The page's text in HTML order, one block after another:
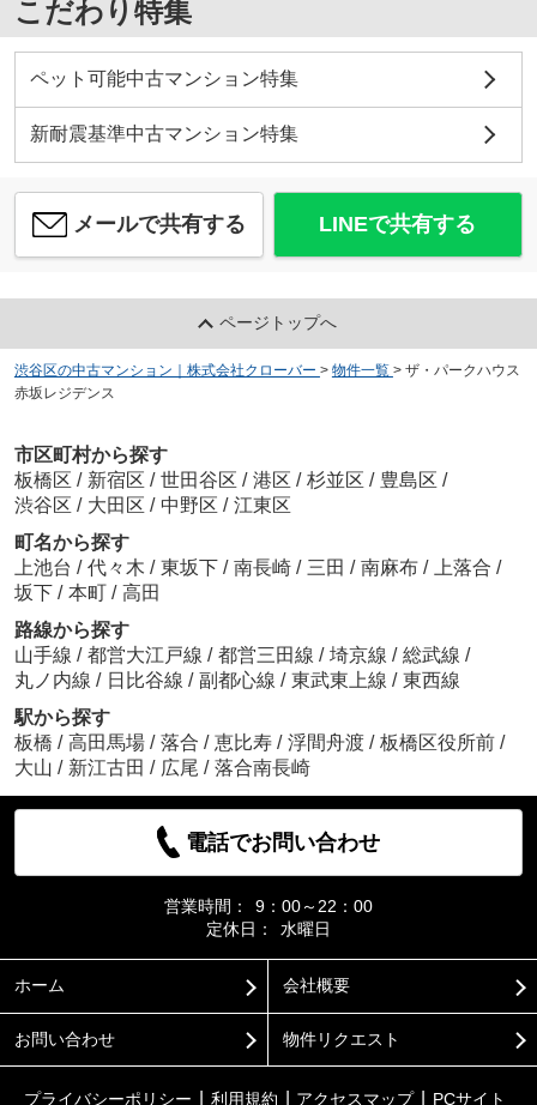
こだわり特集
ペット可能中古マンション特集
新耐震基準中古マンション特集
メールで共有する LINEで共有する
ページトップへ
渋谷区の中古マンション｜株式会社クローバー > 物件一覧 > ザ・パークハウス
赤坂レジデンス
市区町村から探す
板橋区 / 新宿区 / 世田谷区 / 港区 / 杉並区 / 豊島区 /
渋谷区 / 大田区 / 中野区 / 江東区
町名から探す
上池台 / 代々木 / 東坂下 / 南長崎 / 三田 / 南麻布 / 上落合 /
坂下 / 本町 / 高田
路線から探す
山手線 / 都営大江戸線 / 都営三田線 / 埼京線 / 総武線 /
丸ノ内線 / 日比谷線 / 副都心線 / 東武東上線 / 東西線
駅から探す
板橋 / 高田馬場 / 落合 / 恵比寿 / 浮間舟渡 / 板橋区役所前 /
大山 / 新江古田 / 広尾 / 落合南長崎
電話でお問い合わせ
営業時間：
9：00～22：00
定休日：
水曜日
ホーム 会社概要
お問い合わせ 物件リクエスト
プライバシーポリシー 利用規約 アクセスマップ PCサイト